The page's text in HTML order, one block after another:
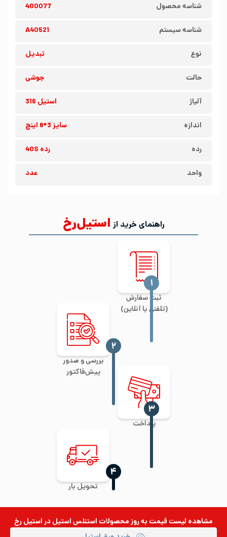
شناسه محصول 400077
شناسه سیستم A40521
نوع تبدیل
حالت جوشی
آلیاژ استیل 316
اندازه سایز 3*8 اینچ
رده رده 40S
واحد عدد
راهنمای خرید از استیل‌رخ
ثبت سفارش
(تلفنی یا آنلاین)
‍۱
بررسی و صدور
پیش‌فاکتور
‍۲
پرداخت
‍۳
تحویل بار
‍۴
مشاهده لیست قیمت به روزمحصولات استنلس استیلدر استیل رخ